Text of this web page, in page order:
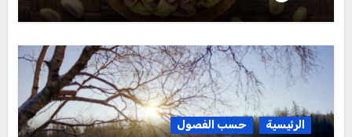
الرئيسية حسب الفصول